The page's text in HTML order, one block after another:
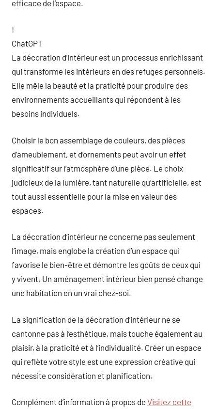
efficace de l’espace.
!
ChatGPT
La décoration d’intérieur est un processus enrichissant
qui transforme les intérieurs en des refuges personnels.
Elle mêle la beauté et la praticité pour produire des
environnements accueillants qui répondent à les
besoins individuels.
Choisir le bon assemblage de couleurs, des pièces
d’ameublement, et d’ornements peut avoir un effet
significatif sur l’atmosphère d’une pièce. Le choix
judicieux de la lumière, tant naturelle qu’artificielle, est
tout aussi essentielle pour la mise en valeur des
espaces.
La décoration d’intérieur ne concerne pas seulement
l’image, mais englobe la création d’un espace qui
favorise le bien-être et démontre les goûts de ceux qui
y vivent. Un aménagement intérieur bien pensé change
une habitation en un vrai chez-soi.
La signification de la décoration d’intérieur ne se
cantonne pas à l’esthétique, mais touche également au
plaisir, à la praticité et à l’individualité. Créer un espace
qui reflète votre style est une expression créative qui
nécessite considération et planification.
Complément d’information à propos de Visitez cette